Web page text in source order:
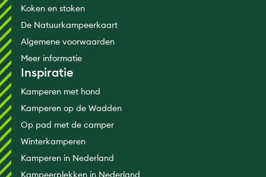
Koken en stoken
De Natuurkampeerkaart
Algemene voorwaarden
Meer informatie
Inspiratie
Kamperen met hond
Kamperen op de Wadden
Op pad met de camper
Winterkamperen
Kamperen in Nederland
Kampeerplekken in Nederland